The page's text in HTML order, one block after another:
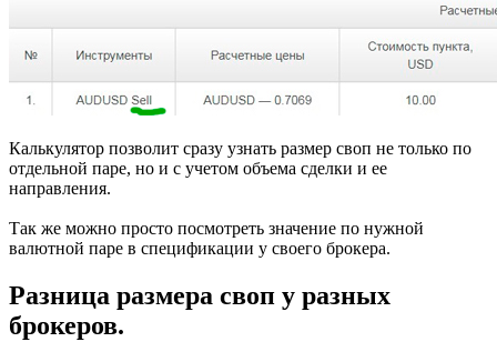
Калькулятор позволит сразу узнать размер своп не только по
отдельной паре, но и с учетом объема сделки и ее
направления.
Так же можно просто посмотреть значение по нужной
валютной паре в спецификации у своего брокера.
Разница размера своп у разных
брокеров.